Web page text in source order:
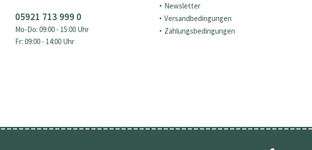
05921 713 999 0
Mo-Do: 09:00 - 15:00 Uhr
Fr: 09:00 - 14:00 Uhr
Newsletter
Versandbedingungen
Zahlungsbedingungen